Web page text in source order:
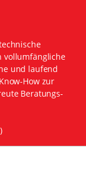
vollumfängliche
und laufend
How zur
Beratungs-